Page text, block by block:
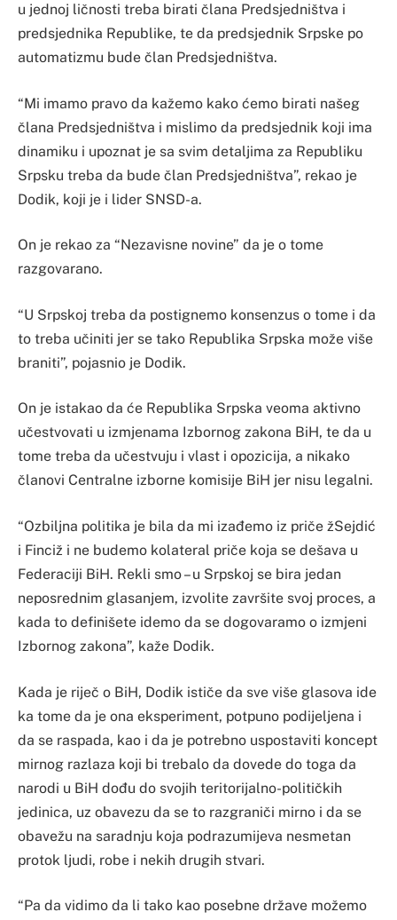
u jednoj ličnosti treba birati člana Predsjedništva i
predsjednika Republike, te da predsjednik Srpske po
automatizmu bude član Predsjedništva.
“Mi imamo pravo da kažemo kako ćemo birati našeg
člana Predsjedništva i mislimo da predsjednik koji ima
dinamiku i upoznat je sa svim detaljima za Republiku
Srpsku treba da bude član Predsjedništva”, rekao je
Dodik, koji je i lider SNSD-a.
On je rekao za “Nezavisne novine” da je o tome
razgovarano.
“U Srpskoj treba da postignemo konsenzus o tome i da
to treba učiniti jer se tako Republika Srpska može više
braniti”, pojasnio je Dodik.
On je istakao da će Republika Srpska veoma aktivno
učestvovati u izmjenama Izbornog zakona BiH, te da u
tome treba da učestvuju i vlast i opozicija, a nikako
članovi Centralne izborne komisije BiH jer nisu legalni.
“Ozbiljna politika je bila da mi izađemo iz priče žSejdić
i Finciž i ne budemo kolateral priče koja se dešava u
Federaciji BiH. Rekli smo – u Srpskoj se bira jedan
neposrednim glasanjem, izvolite završite svoj proces, a
kada to definišete idemo da se dogovaramo o izmjeni
Izbornog zakona”, kaže Dodik.
Kada je riječ o BiH, Dodik ističe da sve više glasova ide
ka tome da je ona eksperiment, potpuno podijeljena i
da se raspada, kao i da je potrebno uspostaviti koncept
mirnog razlaza koji bi trebalo da dovede do toga da
narodi u BiH dođu do svojih teritorijalno-političkih
jedinica, uz obavezu da se to razgraniči mirno i da se
obavežu na saradnju koja podrazumijeva nesmetan
protok ljudi, robe i nekih drugih stvari.
“Pa da vidimo da li tako kao posebne države možemo